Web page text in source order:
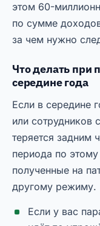
этом 60-
по сумме
за чем нужно
Что делать при
середине года
Если в середине
или сотрудников
теряется задним
периода по
полученные на
другому режиму.
Если у вас